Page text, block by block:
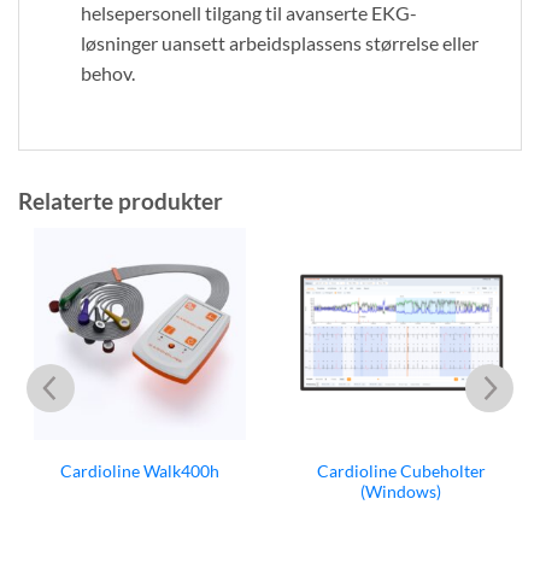
helsepersonell tilgang til avanserte EKG-
løsninger uansett arbeidsplassens størrelse eller
behov.
Relaterte produkter
Cardioline Walk400h
Cardioline Cubeholter
(Windows)